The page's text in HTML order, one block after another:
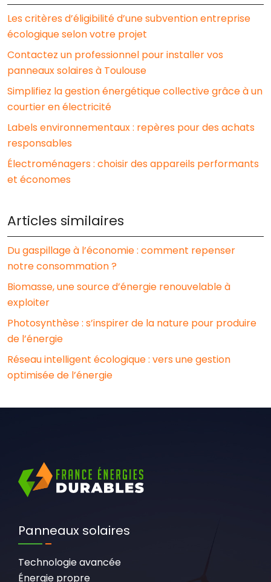
Les critères d’éligibilité d’une subvention entreprise
écologique selon votre projet
Contactez un professionnel pour installer vos
panneaux solaires à Toulouse
Simplifiez la gestion énergétique collective grâce à un
courtier en électricité
Labels environnementaux : repères pour des achats
responsables
Électroménagers : choisir des appareils performants
et économes
Articles similaires
Du gaspillage à l’économie : comment repenser
notre consommation ?
Biomasse, une source d’énergie renouvelable à
exploiter
Photosynthèse : s’inspirer de la nature pour produire
de l’énergie
Réseau intelligent écologique : vers une gestion
optimisée de l’énergie
Panneaux solaires
Technologie avancée
Énergie propre